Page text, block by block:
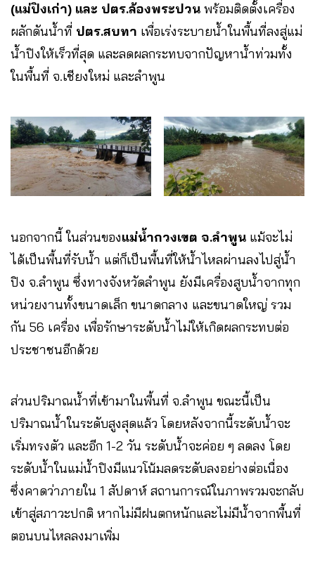
(แม่ปิงเก่า) และ ปตร.ล้องพระปวน พร้อมติดตั้งเครื่อง
ผลักดันน้ำที่ ปตร.สบทา เพื่อเร่งระบายน้ำในพื้นที่ลงสู่แม่
น้ำปิงให้เร็วที่สุด และลดผลกระทบจากปัญหาน้ำท่วมทั้ง
ในพื้นที่ จ.เชียงใหม่ และลำพูน
นอกจากนี้ ในส่วนของแม่น้ำกวงเขต จ.ลำพูน แม้จะไม่
ได้เป็นพื้นที่รับน้ำ แต่ก็เป็นพื้นที่ให้น้ำไหลผ่านลงไปสู่น้ำ
ปิง จ.ลำพูน ซึ่งทางจังหวัดลำพูน ยังมีเครื่องสูบน้ำจากทุก
หน่วยงานทั้งขนาดเล็ก ขนาดกลาง และขนาดใหญ่ รวม
กัน 56 เครื่อง เพื่อรักษาระดับน้ำไม่ให้เกิดผลกระทบต่อ
ประชาชนอีกด้วย
ส่วนปริมาณน้ำที่เข้ามาในพื้นที่ จ.ลำพูน ขณะนี้เป็น
ปริมาณน้ำในระดับสูงสุดแล้ว โดยหลังจากนี้ระดับน้ำจะ
เริ่มทรงตัว และอีก 1-2 วัน ระดับน้ำจะค่อย ๆ ลดลง โดย
ระดับน้ำในแม่น้ำปิงมีแนวโน้มลดระดับลงอย่างต่อเนื่อง
ซึ่งคาดว่าภายใน 1 สัปดาห์ สถานการณ์ในภาพรวมจะกลับ
เข้าสู่สภาวะปกติ หากไม่มีฝนตกหนักและไม่มีน้ำจากพื้นที่
ตอนบนไหลลงมาเพิ่ม